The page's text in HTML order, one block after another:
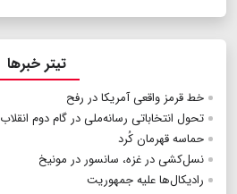
تیتر خبرها
خط قرمز واقعی آمریکا در رفح
تحول انتخاباتی رسانه‌ملی در گام دوم انقلاب
حماسه قهرمان کُرد
نسل‌کشی در غزه، سانسور در مونیخ
رادیکال‌ها علیه جمهوریت